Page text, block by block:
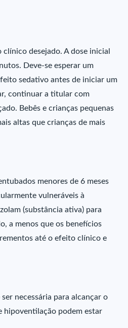
desejado. A dose inicial
Deve-se esperar um
sedativo antes de iniciar um
continuar a titular com
Bebês e crianças pequenas
altas que crianças de mais
menores de 6 meses
vulneráveis à
(substância ativa) para
a menos que os benefícios
até o efeito clínico e
necessária para alcançar o
hipoventilação podem estar